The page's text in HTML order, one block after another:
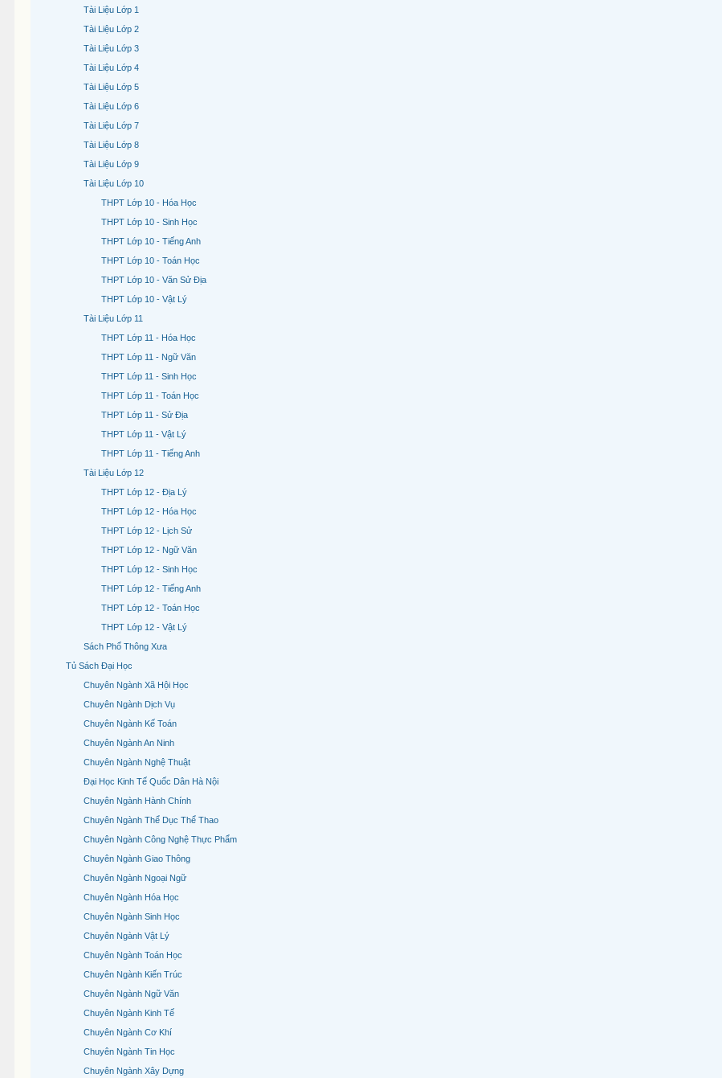
Tài Liệu Lớp 1
Tài Liệu Lớp 2
Tài Liệu Lớp 3
Tài Liệu Lớp 4
Tài Liệu Lớp 5
Tài Liệu Lớp 6
Tài Liệu Lớp 7
Tài Liệu Lớp 8
Tài Liệu Lớp 9
Tài Liệu Lớp 10
THPT Lớp 10 - Hóa Học
THPT Lớp 10 - Sinh Học
THPT Lớp 10 - Tiếng Anh
THPT Lớp 10 - Toán Học
THPT Lớp 10 - Văn Sử Địa
THPT Lớp 10 - Vật Lý
Tài Liệu Lớp 11
THPT Lớp 11 - Hóa Học
THPT Lớp 11 - Ngữ Văn
THPT Lớp 11 - Sinh Học
THPT Lớp 11 - Toán Học
THPT Lớp 11 - Sử Địa
THPT Lớp 11 - Vật Lý
THPT Lớp 11 - Tiếng Anh
Tài Liệu Lớp 12
THPT Lớp 12 - Địa Lý
THPT Lớp 12 - Hóa Học
THPT Lớp 12 - Lịch Sử
THPT Lớp 12 - Ngữ Văn
THPT Lớp 12 - Sinh Học
THPT Lớp 12 - Tiếng Anh
THPT Lớp 12 - Toán Học
THPT Lớp 12 - Vật Lý
Sách Phổ Thông Xưa
Tủ Sách Đại Học
Chuyên Ngành Xã Hội Học
Chuyên Ngành Dịch Vụ
Chuyên Ngành Kế Toán
Chuyên Ngành An Ninh
Chuyên Ngành Nghệ Thuật
Đại Học Kinh Tế Quốc Dân Hà Nội
Chuyên Ngành Hành Chính
Chuyên Ngành Thể Dục Thể Thao
Chuyên Ngành Công Nghệ Thực Phẩm
Chuyên Ngành Giao Thông
Chuyên Ngành Ngoại Ngữ
Chuyên Ngành Hóa Học
Chuyên Ngành Sinh Học
Chuyên Ngành Vật Lý
Chuyên Ngành Toán Học
Chuyên Ngành Kiến Trúc
Chuyên Ngành Ngữ Văn
Chuyên Ngành Kinh Tế
Chuyên Ngành Cơ Khí
Chuyên Ngành Tin Học
Chuyên Ngành Xây Dựng